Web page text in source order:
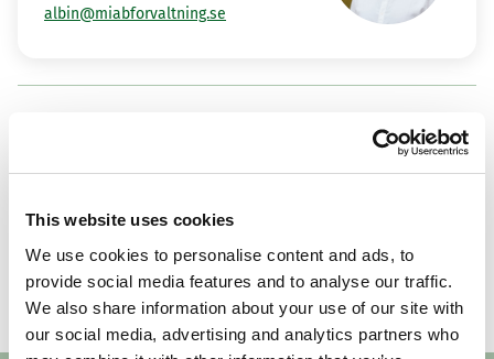
This website uses cookies
We use cookies to personalise content and ads, to
provide social media features and to analyse our traffic.
We also share information about your use of our site with
our social media, advertising and analytics partners who
albin@miabforvaltning.se
Uppsala
Storgatan 32
433 m² Ledig omgående 175
Visa alla lediga lokaler